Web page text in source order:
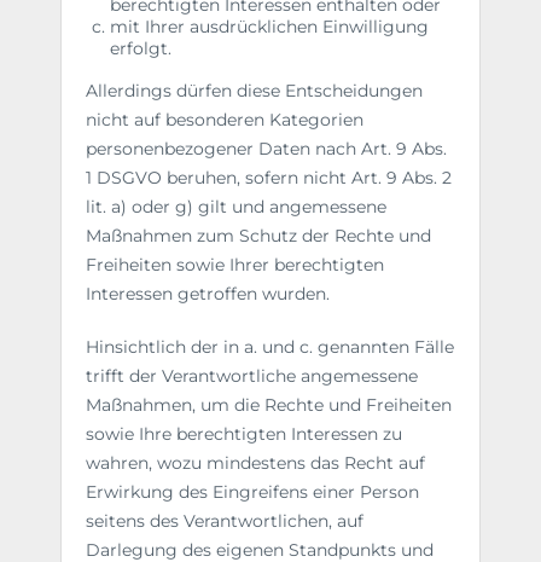
berechtigten Interessen enthalten oder
mit Ihrer ausdrücklichen Einwilligung
erfolgt.
Allerdings dürfen diese Entscheidungen
nicht auf besonderen Kategorien
personenbezogener Daten nach Art. 9 Abs.
1 DSGVO beruhen, sofern nicht Art. 9 Abs. 2
lit. a) oder g) gilt und angemessene
Maßnahmen zum Schutz der Rechte und
Freiheiten sowie Ihrer berechtigten
Interessen getroffen wurden.
Hinsichtlich der in a. und c. genannten Fälle
trifft der Verantwortliche angemessene
Maßnahmen, um die Rechte und Freiheiten
sowie Ihre berechtigten Interessen zu
wahren, wozu mindestens das Recht auf
Erwirkung des Eingreifens einer Person
seitens des Verantwortlichen, auf
Darlegung des eigenen Standpunkts und